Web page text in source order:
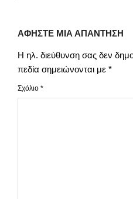
ΑΦΉΣΤΕ ΜΙΑ ΑΠΆΝΤΗΣΗ
Η ηλ. διεύθυνση σας δεν
πεδία σημειώνονται με *
Σχόλιο *